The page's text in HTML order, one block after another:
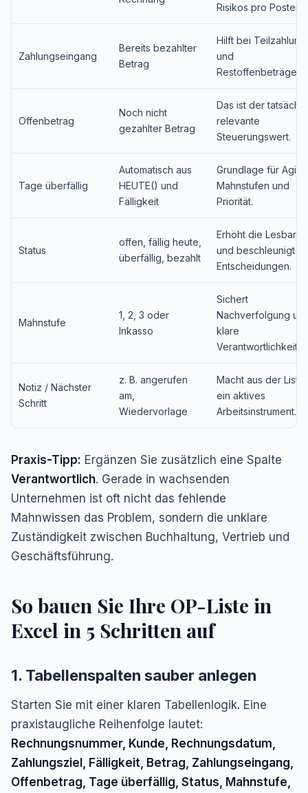
Risikos pro Posten.
Zahlungseingang
Bereits bezahlter
Betrag
Hilft bei
und
Restoffenbeträgen.
Offenbetrag
Noch nicht
gezahlter Betrag
Das ist der
relevante
Steuerungswert.
Tage überfällig
Automatisch aus
HEUTE() und
Fälligkeit
Grundlage für
Mahnstufen und
Priorität.
Status
offen, fällig heute,
überfällig, bezahlt
Erhöht die
und beschleunigt
Entscheidungen.
Mahnstufe
1, 2, 3 oder
Inkasso
Sichert
Nachverfolgung
klare
Notiz / Nächster
Schritt
z. B. angerufen
am,
Wiedervorlage
Macht aus der Liste
ein aktives
Arbeitsinstrument.
Praxis-Tipp: Ergänzen Sie zusätzlich eine Spalte
Verantwortlich. Gerade in wachsenden
Unternehmen ist oft nicht das fehlende
Mahnwissen das Problem, sondern die unklare
Zuständigkeit zwischen Buchhaltung, Vertrieb und
Geschäftsführung.
So bauen Sie Ihre OP-Liste in
Excel in 5 Schritten auf
1. Tabellenspalten sauber anlegen
Starten Sie mit einer klaren Tabellenlogik. Eine
praxistaugliche Reihenfolge lautet:
Rechnungsnummer, Kunde, Rechnungsdatum,
Zahlungsziel, Fälligkeit, Betrag, Zahlungseingang,
Offenbetrag, Tage überfällig, Status, Mahnstufe,